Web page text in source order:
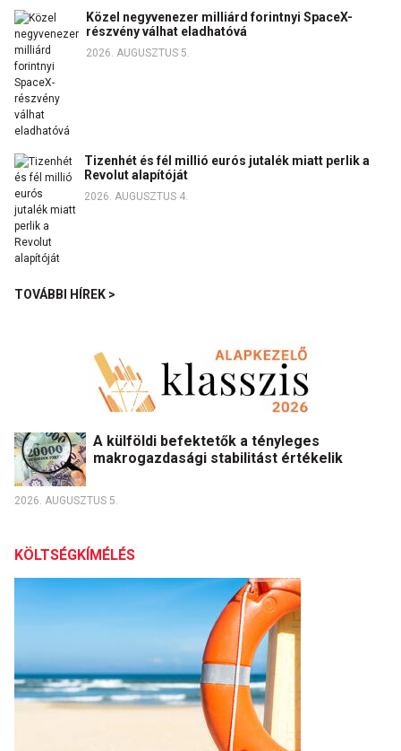
Közel negyvenezer milliárd forintnyi SpaceX-
részvény válhat eladhatóvá
2026. AUGUSZTUS 5.
Tizenhét és fél millió eurós jutalék miatt perlik a
Revolut alapítóját
2026. AUGUSZTUS 4.
TOVÁBBI HÍREK >
A külföldi befektetők a tényleges
makrogazdasági stabilitást értékelik
2026. AUGUSZTUS 5.
KÖLTSÉGKÍMÉLÉS